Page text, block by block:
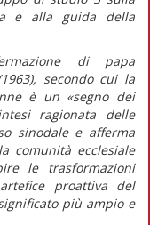
e alla guida della
di papa
, secondo cui la
è un «segno dei
ragionata delle
sinodale e afferma
comunità ecclesiale
le trasformazioni
proattiva del
più ampio e